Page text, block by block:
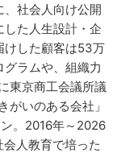
、社会人向け公開
た人生設計・企
けした顧客は53万
ラムや、組織力
東京商工会議所議
いのある会社」
。2016年～2026
人教育で培った